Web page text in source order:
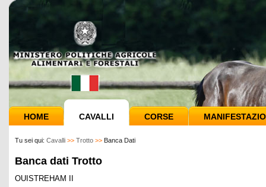
HOME CAVALLI CORSE
Tu sei qui: Cavalli >> Trotto >> Banca Dati
Banca dati Trotto
OUISTREHAM II